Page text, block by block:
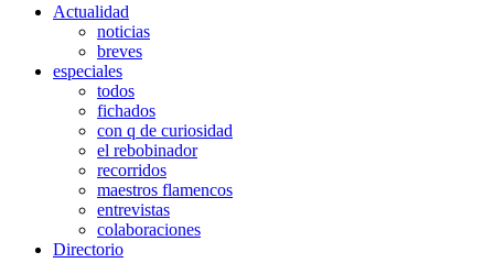
Actualidad
noticias
breves
especiales
todos
fichados
con q de curiosidad
el rebobinador
recorridos
maestros flamencos
entrevistas
colaboraciones
Directorio